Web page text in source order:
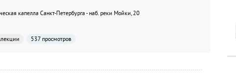
капелла Санкт-Петербурга - наб. реки Мойки, 20
537 просмотров